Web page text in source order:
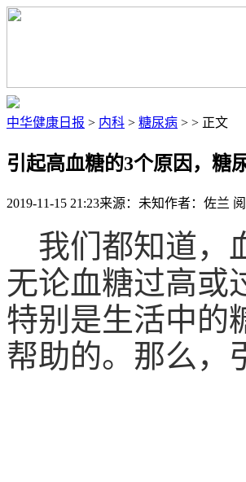
中华健康日报 > 内科 > 糖尿病 > > 正文
引起高血糖的3个原因，糖
2019-11-15 21:23来源：未知作者：佐兰
我们都知道，
无论血糖过高或
特别是生活中的
帮助的。那么，